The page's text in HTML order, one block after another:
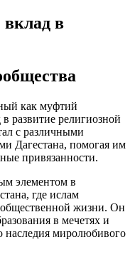
вклад в
как муфтий
развитие религиозной
с различными
Дагестана, помогая им
привязанности.
элементом в
где ислам
жизни. Он
в мечетях и
наследия миролюбивого